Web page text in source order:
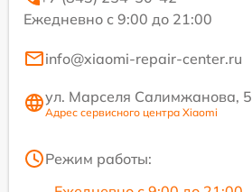
Ежедневно с 9:00 до 21:00
info@xiaomi-repair-center.ru
ул. Марселя Салимжанова, 5
Адрес сервисного центра Xiaomi
Режим работы: